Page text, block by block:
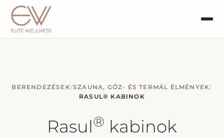
BERENDEZÉSEK/SZAUNA, GŐZ- ÉS TERMÁL ÉLMÉNYEK/
RASUL® KABINOK
Rasul® kabinok